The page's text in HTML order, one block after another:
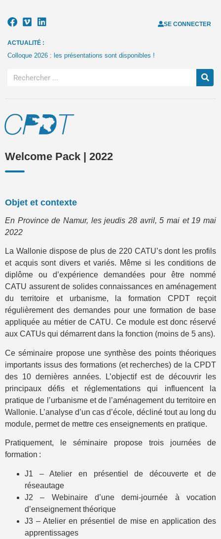
SE CONNECTER
ACTUALITÉ :
Colloque 2026 : les présentations sont disponibles !
Welcome Pack | 2022
Objet et contexte
En Province de Namur, les jeudis 28 avril, 5 mai et 19 mai
2022
La Wallonie dispose de plus de 220 CATU’s dont les profils
et acquis sont divers et variés. Même si les conditions de
diplôme ou d’expérience demandées pour être nommé
CATU assurent de solides connaissances en aménagement
du territoire et urbanisme, la formation CPDT reçoit
régulièrement des demandes pour une formation de base
appliquée au métier de CATU. Ce module est donc réservé
aux CATUs qui démarrent dans la fonction (moins de 5 ans).
Ce séminaire propose une synthèse des points théoriques
importants issus des formations (et recherches) de la CPDT
des 10 dernières années. L’objectif est de découvrir les
principaux défis et réglementations qui influencent la
pratique de l’urbanisme et de l’aménagement du territoire en
Wallonie. L’analyse d’un cas d’école, décliné tout au long du
module, permet de mettre ces enseignements en pratique.
Pratiquement, le séminaire propose trois journées de
formation :
J1 – Atelier en présentiel de découverte et de
réseautage
J2 – Webinaire d’une demi-journée à vocation
d’enseignement théorique
J3 – Atelier en présentiel de mise en application des
apprentissages